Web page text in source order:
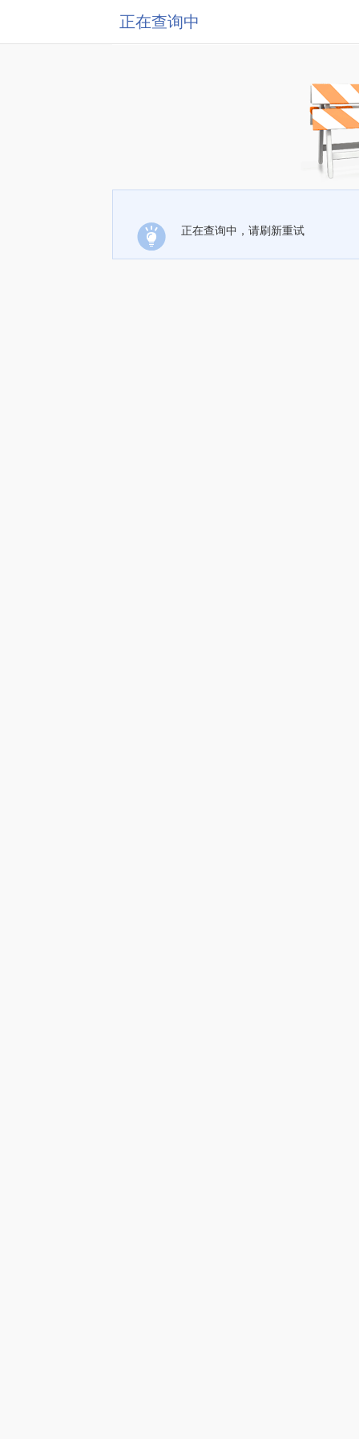
正在查询中
正在查询中，请刷新重试